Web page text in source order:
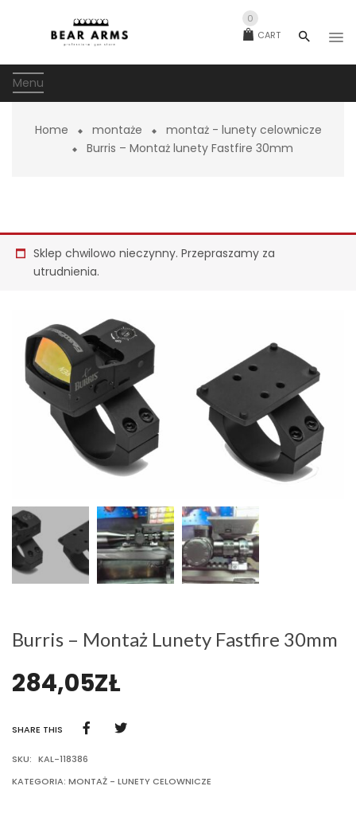
CART
0
Menu
Home montaże
montaż - lunety celownicze
Burris – Montaż lunety Fastfire 30mm
Sklep chwilowo nieczynny. Przepraszamy za
utrudnienia.
Burris – Montaż Lunety Fastfire 30mm
284,05ZŁ
SHARE THIS
SKU: KAL-118386
KATEGORIA: MONTAŻ - LUNETY CELOWNICZE